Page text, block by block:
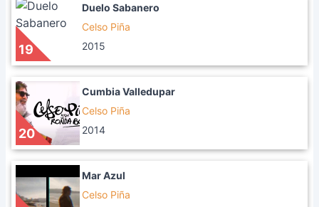
19
Duelo Sabanero
Celso Piña
2015
20
Cumbia Valledupar
Celso Piña
2014
Mar Azul
Celso Piña